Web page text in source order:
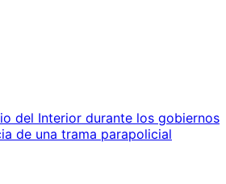
del Interior durante los gobiernos
de una trama parapolicial